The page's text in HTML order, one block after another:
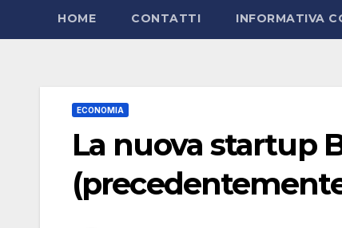
HOME CONTATTI INFORMATIVA
ECONOMIA
La nuova startup